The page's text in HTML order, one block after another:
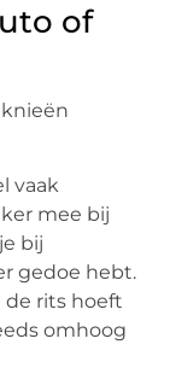
of
vaak
mee bij
bij
gedoe hebt.
rits hoeft
omhoog